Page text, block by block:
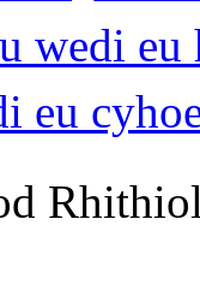
wedi
eu